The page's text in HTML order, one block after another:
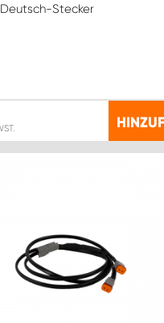
Stecker